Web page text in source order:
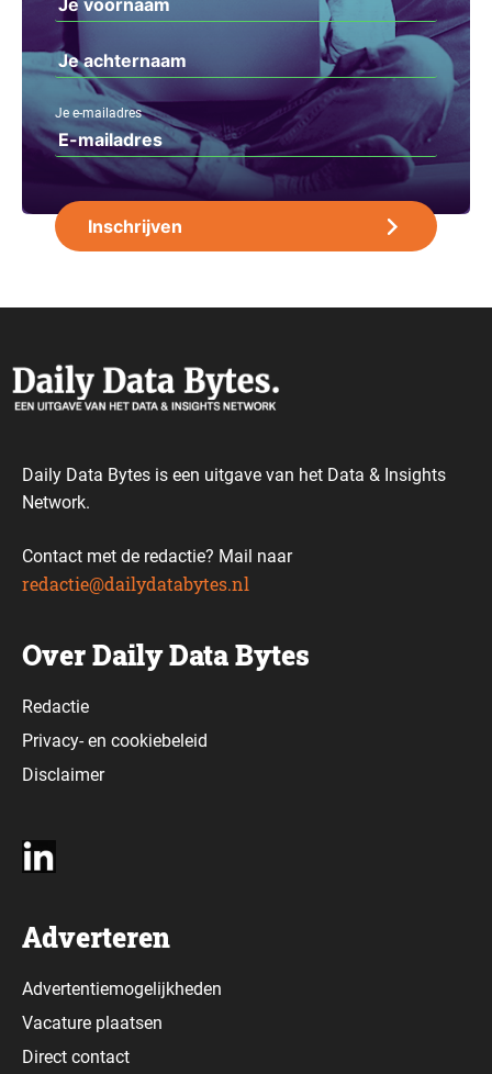
Je e-mailadres
Daily Data Bytes is een uitgave van het Data & Insights
Network.
Contact met de redactie? Mail naar
redactie@dailydatabytes.nl
Over Daily Data Bytes
Redactie
Privacy-en cookiebeleid
Disclaimer
Adverteren
Advertentiemogelijkheden
Vacature plaatsen
Direct contact